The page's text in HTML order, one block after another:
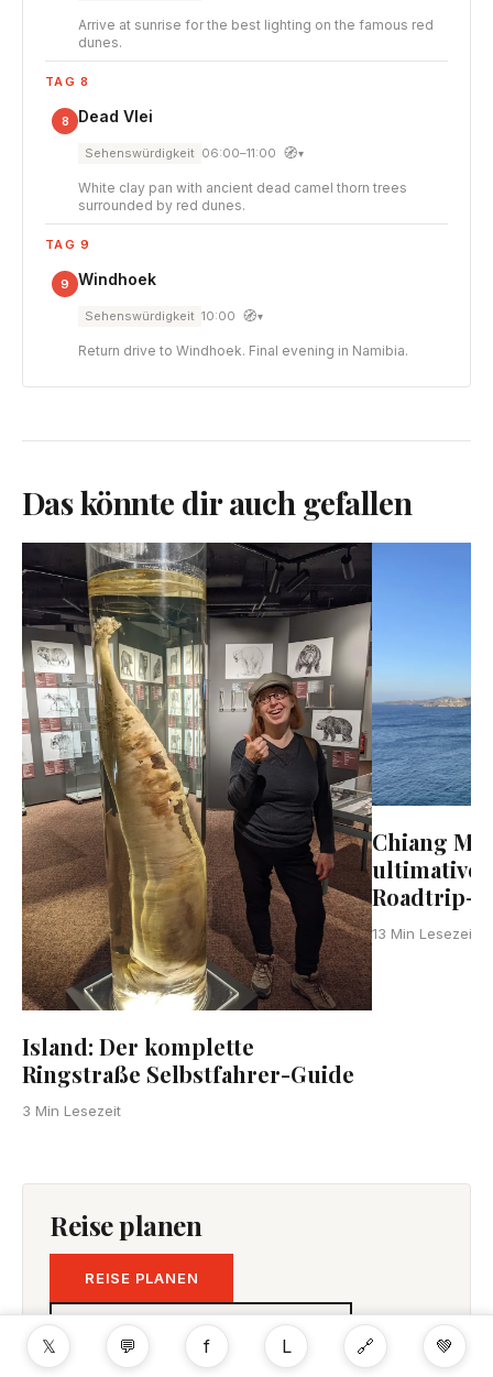
Arrive at sunrise for the best lighting on the famous red
dunes.
TAG 8
8 Dead Vlei
Sehenswürdigkeit 06:00–11:00 🧭▾
White clay pan with ancient dead camel thorn trees
surrounded by red dunes.
TAG 9
9 Windhoek
Sehenswürdigkeit 10:00 🧭▾
Return drive to Windhoek. Final evening in Namibia.
Das könnte dir auch gefallen
Island: Der komplette
Ringstraße Selbstfahrer-Guide
3 Min Lesezeit
Chiang
ultimative
Roadtrip-
13 Min Lesezeit
Reise planen
REISE PLANEN
REISEKOSTEN VERGLEICHEN
𝕏 💬 f L 🔗 💚